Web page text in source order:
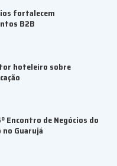
fortalecem
B2B
hoteleiro sobre
Encontro de Negócios do
Guarujá